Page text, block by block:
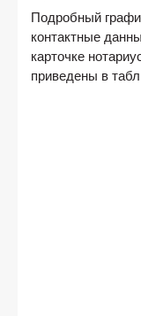
Подробный
контактные
карточке
приведены в